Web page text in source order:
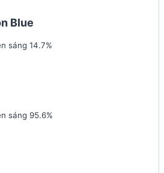
Blue
sáng 14.7%
sáng 95.6%